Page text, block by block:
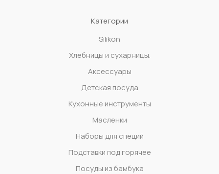
Категории
Silikon
Xлебницы и сухарницы.
Аксессуары
Детская посуда
Кухонные инструменты
Масленки
Наборы для специй
Подставки под горячее
Посуды из бамбука